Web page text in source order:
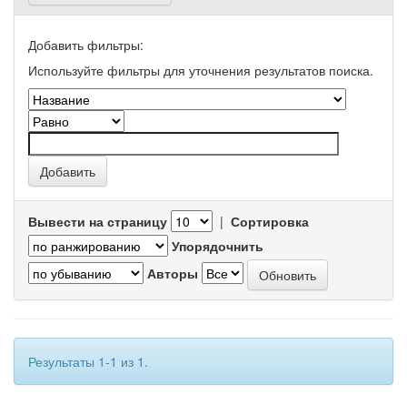
Добавить фильтры:
Используйте фильтры для уточнения результатов поиска.
Вывести на страницу | Сортировка
Упорядочнить
Авторы
Результаты 1-1 из 1.